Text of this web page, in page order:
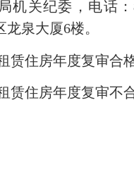
纪委，电话：
泉大厦6楼。
住房年度复审合格
住房年度复审不合